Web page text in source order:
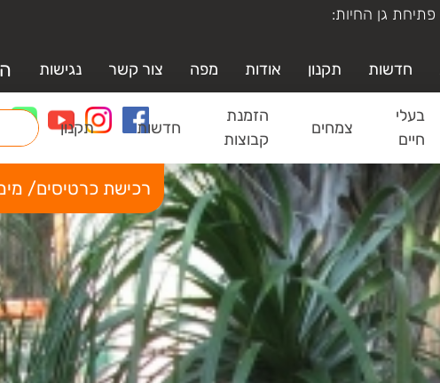
19:00-9:00
חדשות תקנון אודות מפה צור קשר נגישות
בעלי
חיים
צמחים
הזמנת
קבוצות
חדשות תקנון
רכישת כרטיסים/